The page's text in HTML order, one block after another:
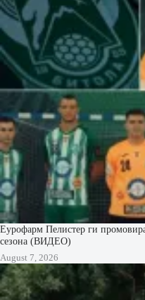
Еурофарм Пелистер ги
сезона (ВИДЕО)
August 7, 2026